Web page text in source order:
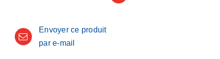
Envoyer ce produit
par e-mail